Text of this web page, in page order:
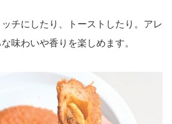
チにしたり、トーストしたり。アレ
味わいや香りを楽しめます。